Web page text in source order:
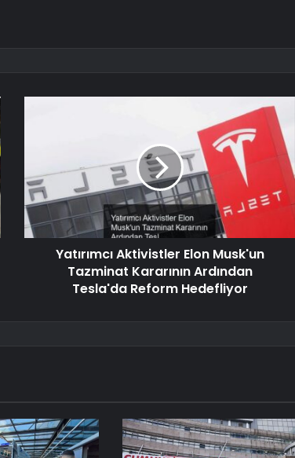
Yatırımcı Aktivistler Elon Musk'un
Tazminat Kararının Ardından
Tesla'da Reform Hedefliyor